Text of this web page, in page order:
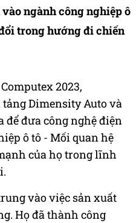
ngành công nghiệp ô
trong hướng đi chiến
2023,
tảng Dimensity Auto và
để đưa công nghệ điện
ô tô - Mối quan hệ
của họ trong lĩnh
vào việc sản xuất
Họ đã thành công